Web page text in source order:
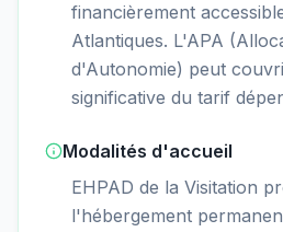
financièrement
Atlantiques. L'APA
d'Autonomie) peut
significative du tarif
Modalités d'accueil
EHPAD de la Visitation
l'hébergement